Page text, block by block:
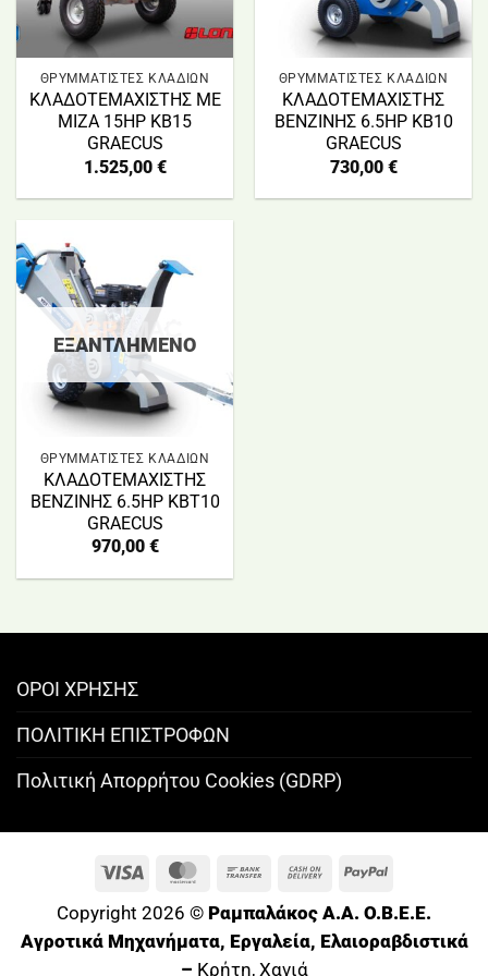
ΘΡΥΜΜΑΤΙΣΤΕΣ ΚΛΑΔΙΩΝ
ΚΛΑΔΟΤΕΜΑΧΙΣΤΗΣ ΜΕ
ΜΙΖΑ 15HP KB15
GRAECUS
1.525,00 €
ΘΡΥΜΜΑΤΙΣΤΕΣ ΚΛΑΔΙΩΝ
ΚΛΑΔΟΤΕΜΑΧΙΣΤΗΣ
ΒΕΝΖΙΝΗΣ 6.5ΗP KB10
GRAECUS
730,00 €
ΕΞΑΝΤΛΗΜΈΝΟ
ΘΡΥΜΜΑΤΙΣΤΕΣ ΚΛΑΔΙΩΝ
ΚΛΑΔΟΤΕΜΑΧΙΣΤΗΣ
ΒΕΝΖΙΝΗΣ 6.5HP KBT10
GRAECUS
970,00 €
ΟΡΟΙ ΧΡΗΣΗΣ
ΠΟΛΙΤΙΚΗ ΕΠΙΣΤΡΟΦΩΝ
Πολιτική Απορρήτου Cookies (GDRP)
Visa MasterCard
Bank
Cash
PayPal
Copyright 2026 © Ραμπαλάκος A.A. O.B.E.E.
Αγροτικά Μηχανήματα, Εργαλεία, Ελαιοραβδιστικά
– Κρήτη, Χανιά